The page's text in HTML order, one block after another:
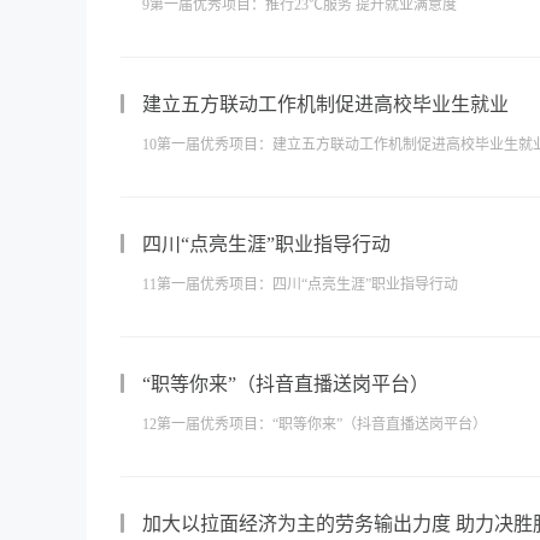
9第一届优秀项目：推行23℃服务 提升就业满意度
建立五方联动工作机制促进高校毕业生就业
10第一届优秀项目：建立五方联动工作机制促进高校毕业生就
四川“点亮生涯”职业指导行动
11第一届优秀项目：四川“点亮生涯”职业指导行动
“职等你来”（抖音直播送岗平台）
12第一届优秀项目：“职等你来”（抖音直播送岗平台）
加大以拉面经济为主的劳务输出力度 助力决胜